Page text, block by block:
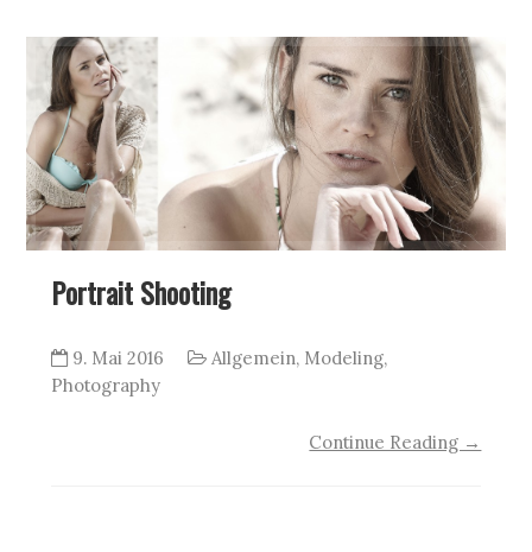
Portrait Shooting
9. Mai 2016 Allgemein, Modeling,
Photography
Continue Reading →